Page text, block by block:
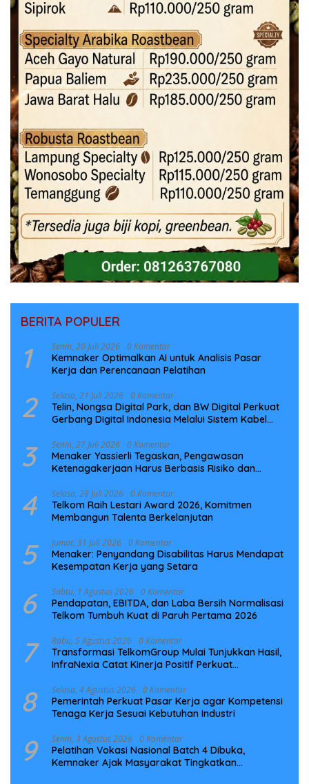
BERITA POPULER
1 Senin, 20 Juli 2026 0 Komentar
Kemnaker Optimalkan AI untuk Analisis Pasar
Kerja dan Perencanaan Pelatihan
2 Selasa, 21 Juli 2026 0 Komentar
Telin, Nongsa Digital Park, dan BW Digital Perkuat
Gerbang Digital Indonesia Melalui Sistem Kabel
3 Senin, 27 Juli 2026 0 Komentar
Menaker Yassierli Tegaskan, Pengawasan
Ketenagakerjaan Harus Berbasis Risiko dan
4 Selasa, 28 Juli 2026 0 Komentar
Telkom Raih Lestari Award 2026, Komitmen
Membangun Talenta Berkelanjutan
5 Jumat, 31 Juli 2026 0 Komentar
Menaker: Penyandang Disabilitas Harus Mendapat
Kesempatan Kerja yang Setara
6 Sabtu, 1 Agustus 2026 0 Komentar
Pendapatan, EBITDA, dan Laba Bersih Normalisasi
Telkom Tumbuh Kuat di Paruh Pertama 2026
7 Rabu, 5 Agustus 2026 0 Komentar
Transformasi TelkomGroup Mulai Tunjukkan Hasil,
InfraNexia Catat Kinerja Positif Perkuat
8 Selasa, 4 Agustus 2026 0 Komentar
Pemerintah Perkuat Pasar Kerja agar Kompetensi
Tenaga Kerja Sesuai Kebutuhan Industri
9 Senin, 3 Agustus 2026 0 Komentar
Pelatihan Vokasi Nasional Batch 4 Dibuka,
Kemnaker Ajak Masyarakat Tingkatkan